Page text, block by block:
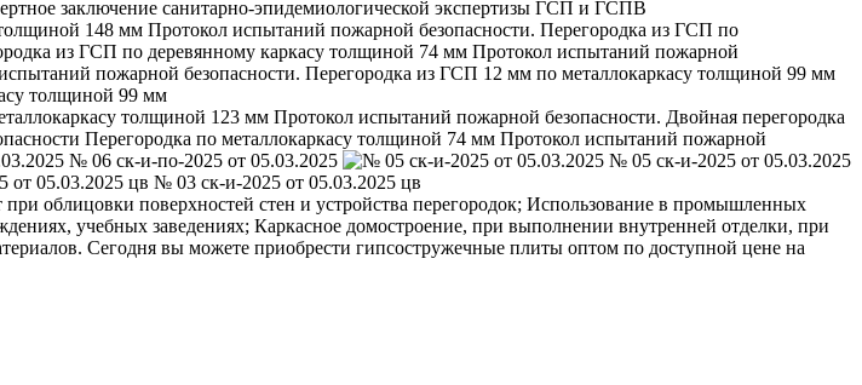
заключение санитарно-эпидемиологической экспертизы ГСП и ГСПВ
Протокол испытаний пожарной безопасности. Перегородка из ГСП по
Протокол испытаний пожарной
толщиной 99 мм
Протокол испытаний пожарной безопасности. Двойная перегородка
Протокол испытаний пожарной
№ 06 ск-и-по-2025 от 05.03.2025
№ 05 ск-и-2025 от 05.03.2025
№ 03 ск-и-2025 от 05.03.2025 цв
облицовки поверхностей стен и устройства перегородок; Использование в промышленных
учебных заведениях; Каркасное домостроение, при выполнении внутренней отделки, при
Сегодня вы можете приобрести гипсостружечные плиты оптом по доступной цене на